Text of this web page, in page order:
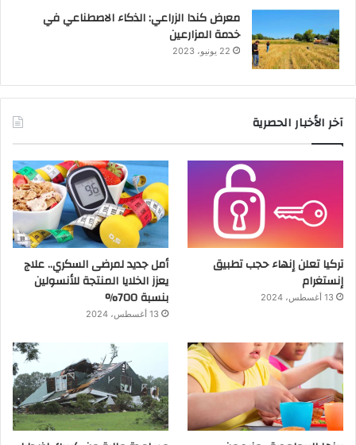
معرض كندا الزراعي: الذكاء الاصطناعي في
خدمة المزارعين
22 يونيو، 2023
آخر الأخبار الحصرية
تركيا تعلن إنهاء حجب تطبيق
إنستغرام
13 أغسطس، 2024
أمل جديد لمرضى السكري.. علاج
يعزز الخلايا المنتجة للأنسولين
بنسبة 700%
13 أغسطس، 2024